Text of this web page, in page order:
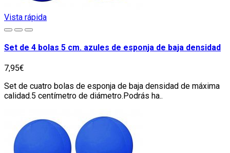
Vista rápida
Set de 4 bolas 5 cm. azules de esponja de baja densidad
7,95€
Set de cuatro bolas de esponja de baja densidad de máxima
calidad.5 centímetro de diámetro.Podrás ha..